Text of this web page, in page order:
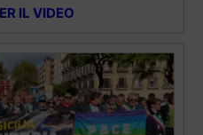
IL VIDEO